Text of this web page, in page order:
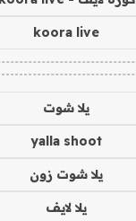
koora live
يلا شوت
yalla shoot
يلا شوت زون
يلا لايف